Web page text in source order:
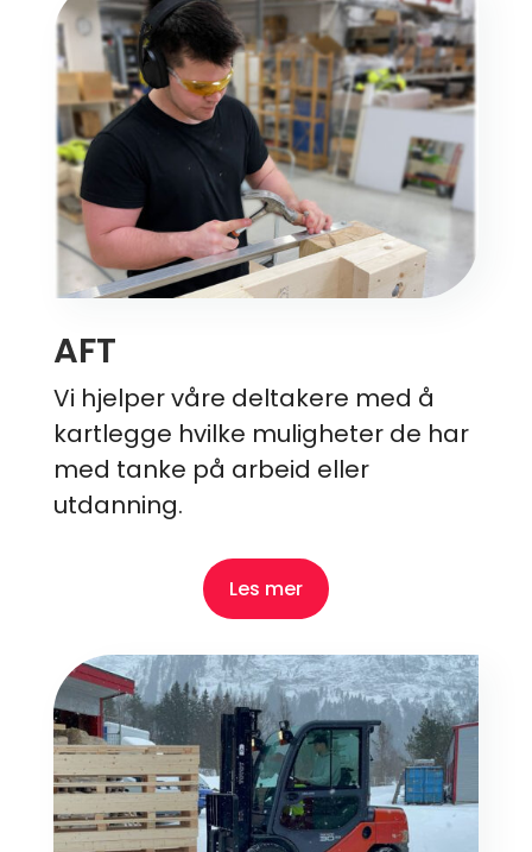
AFT
Vi hjelper våre deltakere med å
kartlegge hvilke muligheter de har
med tanke på arbeid eller
utdanning.
Les mer